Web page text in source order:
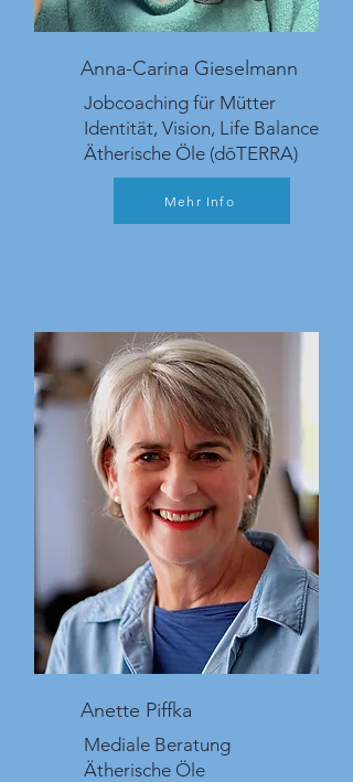
Anna-Carina Gieselmann
Jobcoaching für Mütter
Identität, Vision, Life Balance
Ätherische Öle (dōTERRA)
Mehr Info
Anette Piffka
Mediale Beratung
Ätherische Öle